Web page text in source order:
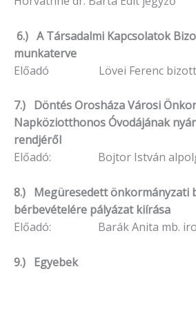
6.) A Társadalmi Kapcsolatok
munkaterve
Előadó Lövei Ferenc
7.) Döntés Orosháza Városi
Napköziotthonos Óvodájának
rendjéről
Előadó: Bojtor István
8.) Megüresedett önkormányzati
bérbevételére pályázat kiírása
Előadó: Barák Anita mb.
9.) Egyebek